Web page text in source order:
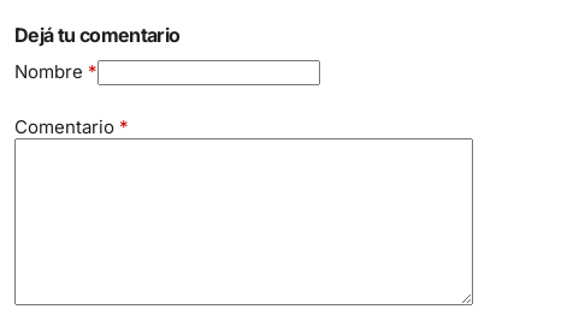
Dejá tu comentario
Nombre *
Comentario *